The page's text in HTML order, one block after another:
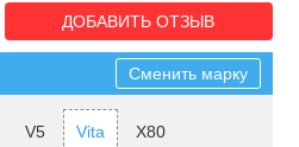
ДОБАВИТЬ ОТЗЫВ
Сменить марку
V5 Vita X80